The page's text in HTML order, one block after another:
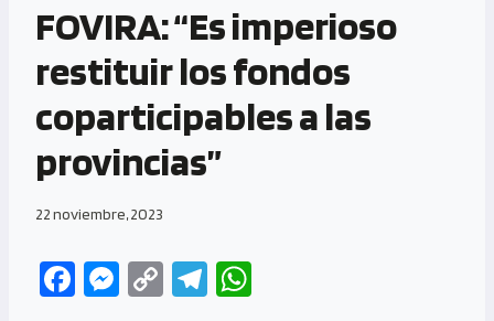
FOVIRA: “Es imperioso
restituir los fondos
coparticipables a las
provincias”
22 noviembre, 2023
Fa M
C
Te